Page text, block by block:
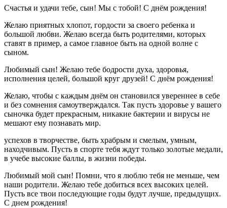
Счастья и удачи тебе, сын! Мы с тобой! С днём рождения!
Желаю приятных хлопот, гордости за своего ребенка и
большой любви. Желаю всегда быть родителями, которых
ставят в пример, а самое главное быть на одной волне с
сыном.
Любимый сын! Желаю тебе бодрости духа, здоровья,
исполнения целей, большой круг друзей! С днём рождения!
Желаю, чтобы с каждым днём он становился увереннее в себе
и без сомнения самоутверждался. Так пусть здоровье у вашего
сыночка будет прекрасным, никакие бактерии и вирусы не
мешают ему познавать мир.
успехов в творчестве, быть храбрым и смелым, умным,
находчивым. Пусть в спорте тебя ждут только золотые медали,
в учебе высокие баллы, в жизни победы.
Любимый мой сын! Помни, что я люблю тебя не меньше, чем
наши родители. Желаю тебе добиться всех высоких целей.
Пусть все твои последующие годы будут лучше, предыдущих.
С днем рождения!